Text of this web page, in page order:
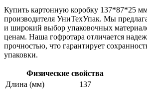
Купить картонную коробку 137*87*25
производителя УниТехУпак. Мы
и широкий выбор упаковочных
ценам. Наша гофротара отличается
прочностью, что гарантирует
упаковки.
Физические свойства
Длина (мм)
137